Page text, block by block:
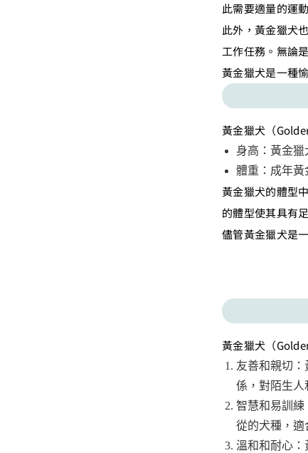
此需要適量的運
此外，黃金獵犬
工作任務。無論
黃金獵犬是一種
黃金獵犬（
身高：黃金獵
體重：成年黃
黃金獵犬的體型
的體型使其具有
儘管黃金獵犬是
黃金獵犬（
友善和親切
係，對陌生人
智慧和易訓練
從的犬種，適
溫和和耐心